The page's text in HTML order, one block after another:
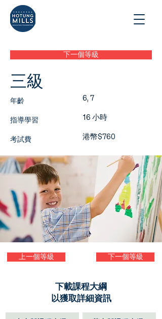
下一個等級
三級
年齡
指導學習
考試費
6, 7
16 小時
港幣$760
上一個等級 下一個等級
下載課程大綱
以獲取詳細資訊